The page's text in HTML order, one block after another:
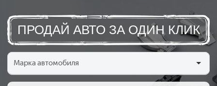
ПРОДАЙ АВТО ЗА ОДИН КЛИК